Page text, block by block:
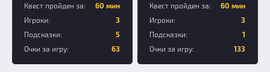
Квест пройден за:
60 мин
Игроки:
3
Подсказки:
5
Очки за игру:
63
Квест пройден за:
60 мин
Игроки:
3
Подсказки:
1
Очки за игру:
133